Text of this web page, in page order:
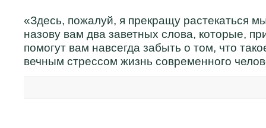
«Здесь, пожалуй, я прекращу растекаться
назову вам два заветных слова, которые,
помогут вам навсегда забыть о том, что
вечным стрессом жизнь современного